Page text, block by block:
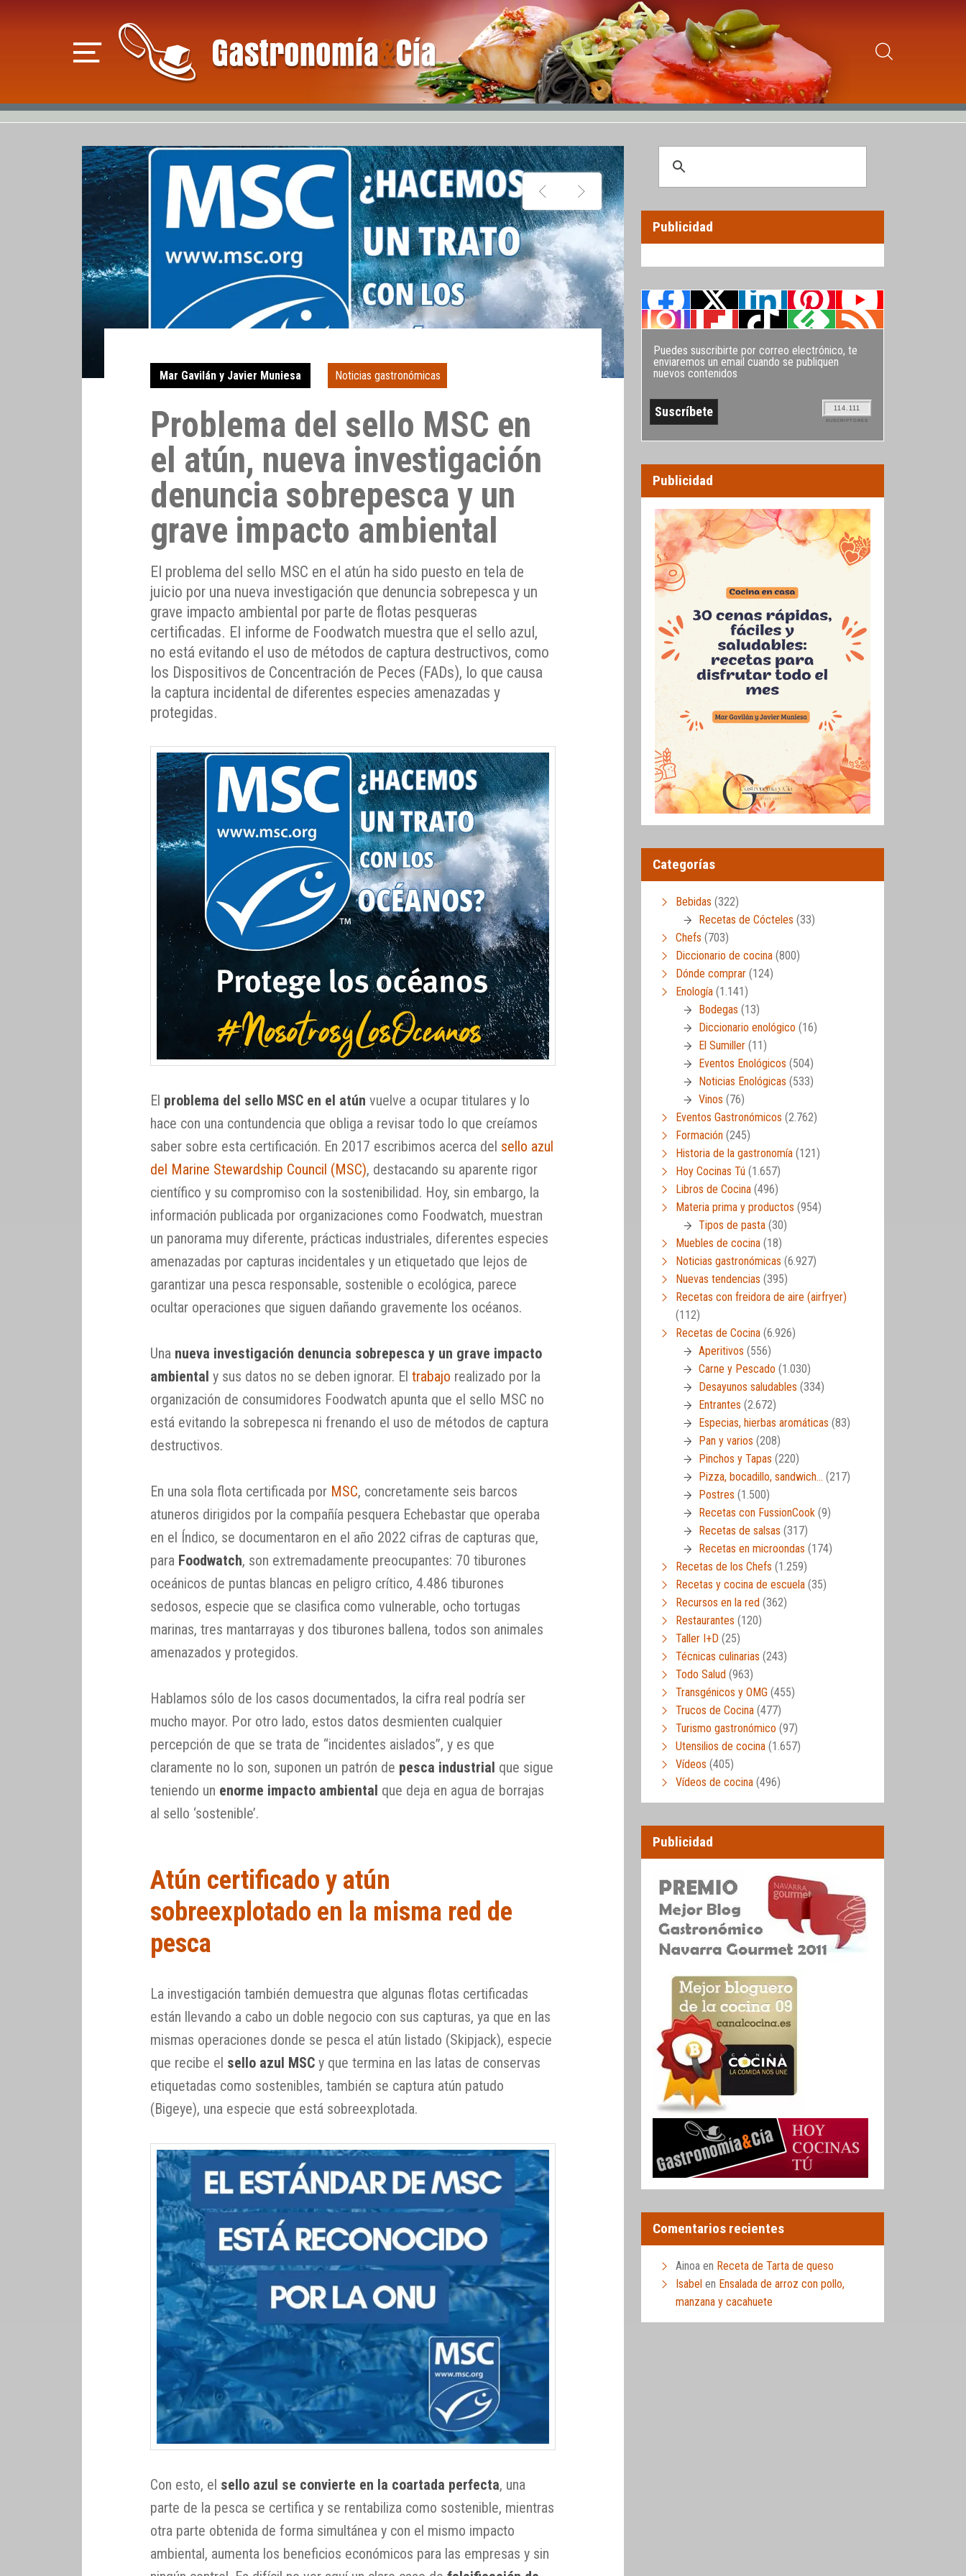
Mar Gavilán y Javier Muniesa Noticias gastronómicas
Problema del sello MSC en
el atún, nueva investigación
denuncia sobrepesca y un
grave impacto ambiental
El problema del sello MSC en el atún ha sido puesto en tela de
juicio por una nueva investigación que denuncia sobrepesca y un
grave impacto ambiental por parte de flotas pesqueras
certificadas. El informe de Foodwatch muestra que el sello azul,
no está evitando el uso de métodos de captura destructivos, como
los Dispositivos de Concentración de Peces (FADs), lo que causa
la captura incidental de diferentes especies amenazadas y
protegidas.
El problema del sello MSC en el atún vuelve a ocupar titulares y lo
hace con una contundencia que obliga a revisar todo lo que creíamos
saber sobre esta certificación. En 2017 escribimos acerca del sello azul
del Marine Stewardship Council (MSC), destacando su aparente rigor
científico y su compromiso con la sostenibilidad. Hoy, sin embargo, la
información publicada por organizaciones como Foodwatch, muestran
un panorama muy diferente, prácticas industriales, diferentes especies
amenazadas por capturas incidentales y un etiquetado que lejos de
garantizar una pesca responsable, sostenible o ecológica, parece
ocultar operaciones que siguen dañando gravemente los océanos.
Una nueva investigación denuncia sobrepesca y un grave impacto
ambiental y sus datos no se deben ignorar. Eltrabajo realizado por la
organización de consumidores Foodwatch apunta que el sello MSC no
está evitando la sobrepesca ni frenando el uso de métodos de captura
destructivos.
En una sola flota certificada por MSC, concretamente seis barcos
atuneros dirigidos por la compañía pesquera Echebastar que operaba
en el Índico, se documentaron en el año 2022 cifras de capturas que,
para Foodwatch, son extremadamente preocupantes: 70 tiburones
oceánicos de puntas blancas en peligro crítico, 4.486 tiburones
sedosos, especie que se clasifica como vulnerable, ocho tortugas
marinas, tres mantarrayas y dos tiburones ballena, todos son animales
amenazados y protegidos.
Hablamos sólo de los casos documentados, la cifra real podría ser
mucho mayor. Por otro lado, estos datos desmienten cualquier
percepción de que se trata de “incidentes aislados”, y es que
claramente no lo son, suponen un patrón de pesca industrial que sigue
teniendo un enorme impacto ambiental que deja en agua de borrajas
al sello ‘sostenible’.
Atún certificado y atún
sobreexplotado en la misma red de
pesca
La investigación también demuestra que algunas flotas certificadas
están llevando a cabo un doble negocio con sus capturas, ya que en las
mismas operaciones donde se pesca el atún listado (Skipjack), especie
que recibe el sello azul MSC y que termina en las latas de conservas
etiquetadas como sostenibles, también se captura atún patudo
(Bigeye), una especie que está sobreexplotada.
Con esto, el sello azul se convierte en la coartada perfecta, una
parte de la pesca se certifica y se rentabiliza como sostenible, mientras
otra parte obtenida de forma simultánea y con el mismo impacto
ambiental, aumenta los beneficios económicos para las empresas y sin
Publicidad
Puedes suscribirte por correo electrónico, te
enviaremos un email cuando se publiquen
nuevos contenidos
114.111
SUSCRIPTORES
Publicidad
Categorías
Bebidas (322)
Recetas de Cócteles (33)
Chefs (703)
Diccionario de cocina (800)
Dónde comprar (124)
Enología (1.141)
Bodegas (13)
Diccionario enológico (16)
El Sumiller (11)
Eventos Enológicos (504)
Noticias Enológicas (533)
Vinos (76)
Eventos Gastronómicos (2.762)
Formación (245)
Historia de la gastronomía (121)
Hoy Cocinas Tú (1.657)
Libros de Cocina (496)
Materia prima y productos (954)
Tipos de pasta (30)
Muebles de cocina (18)
Noticias gastronómicas (6.927)
Nuevas tendencias (395)
Recetas con freidora de aire (airfryer)
(112)
Recetas de Cocina (6.926)
Aperitivos (556)
Carne y Pescado (1.030)
Desayunos saludables (334)
Entrantes (2.672)
Especias, hierbas aromáticas (83)
Pan y varios (208)
Pinchos y Tapas (220)
Pizza, bocadillo, sandwich… (217)
Postres (1.500)
Recetas con FussionCook (9)
Recetas de salsas (317)
Recetas en microondas (174)
Recetas de los Chefs (1.259)
Recetas y cocina de escuela (35)
Recursos en la red (362)
Restaurantes (120)
Taller I+D (25)
Técnicas culinarias (243)
Todo Salud (963)
Transgénicos y OMG (455)
Trucos de Cocina (477)
Turismo gastronómico (97)
Utensilios de cocina (1.657)
Vídeos (405)
Vídeos de cocina (496)
Publicidad
Comentarios recientes
Ainoa en Receta de Tarta de queso
Isabel en Ensalada de arroz con pollo,
manzana y cacahuete